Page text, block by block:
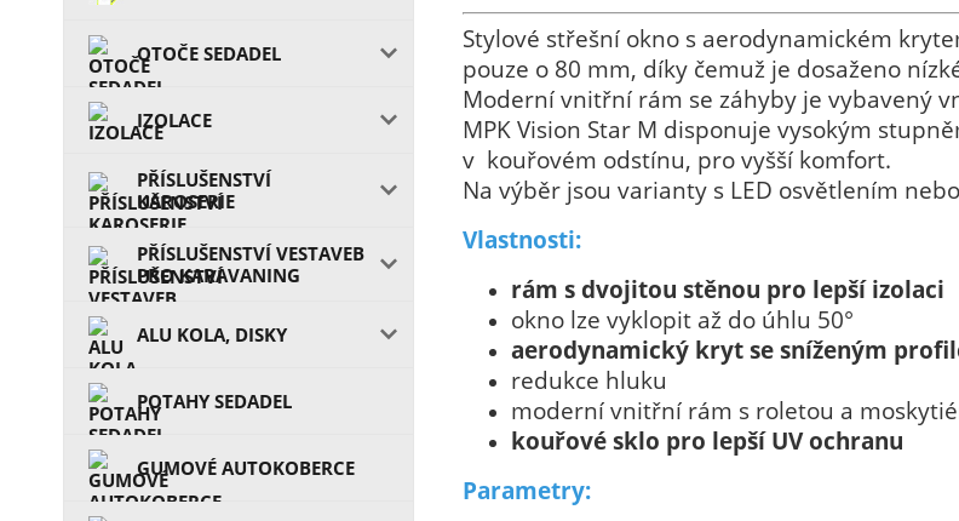
OTOČE SEDADEL
IZOLACE
PŘÍSLUŠENSTVÍ
KAROSERIE
PŘÍSLUŠENSTVÍ VESTAVEB
PRO KARAVANING
ALU KOLA, DISKY
POTAHY SEDADEL
GUMOVÉ AUTOKOBERCE
Stylové střešní okno s aerodynamickém
pouze o 80 mm, díky čemuž je dosaženo
Moderní vnitřní rám se záhyby je vybavený
MPK Vision Star M disponuje vysokým
v kouřovém odstínu, pro vyšší komfort.
Na výběr jsou varianty s LED osvětlením
Vlastnosti:
rám s dvojitou stěnou pro lepší izolaci
okno lze vyklopit až do úhlu 50°
aerodynamický kryt se sníženým
redukce hluku
moderní vnitřní rám s roletou a
kouřové sklo pro lepší UV ochranu
Parametry: